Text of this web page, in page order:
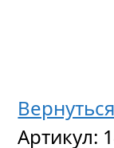
Артикул: